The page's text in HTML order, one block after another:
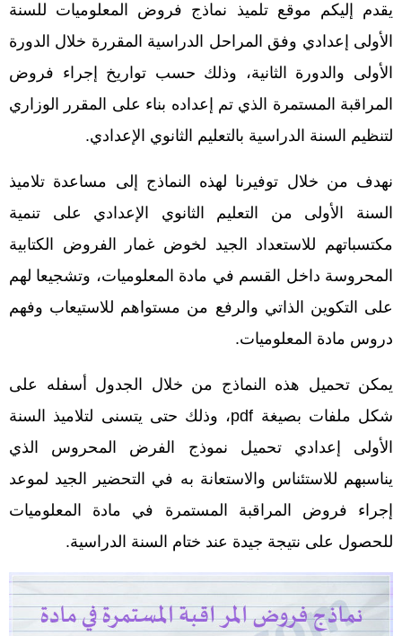
يقدم إليكم موقع تلميذ نماذج فروض المعلوميات للسنة
الأولى إعدادي وفق المراحل الدراسية المقررة خلال الدورة
الأولى والدورة الثانية، وذلك حسب تواريخ إجراء فروض
المراقبة المستمرة الذي تم إعداده بناء على المقرر الوزاري
لتنظيم السنة الدراسية بالتعليم الثانوي الإعدادي.
نهدف من خلال توفيرنا لهذه النماذج إلى مساعدة تلاميذ
السنة الأولى من التعليم الثانوي الإعدادي على تنمية
مكتسباتهم للاستعداد الجيد لخوض غمار الفروض الكتابية
المحروسة داخل القسم في مادة المعلوميات، وتشجيعا لهم
على التكوين الذاتي والرفع من مستواهم للاستيعاب وفهم
دروس مادة المعلوميات.
يمكن تحميل هذه النماذج من خلال الجدول أسفله على
شكل ملفات بصيغة pdf، وذلك حتى يتسنى لتلاميذ السنة
الأولى إعدادي تحميل نموذج الفرض المحروس الذي
يناسبهم للاستئناس والاستعانة به في التحضير الجيد لموعد
إجراء فروض المراقبة المستمرة في مادة المعلوميات
للحصول على نتيجة جيدة عند ختام السنة الدراسية.